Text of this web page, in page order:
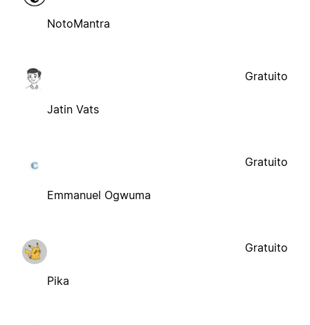
NotoMantra
Jatin Vats
Gratuito
Emmanuel Ogwuma
Gratuito
Pika
Gratuito